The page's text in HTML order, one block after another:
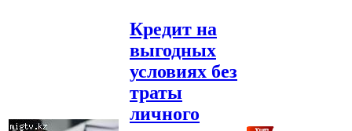
Кредит на
выгодных
условиях без
траты
личного